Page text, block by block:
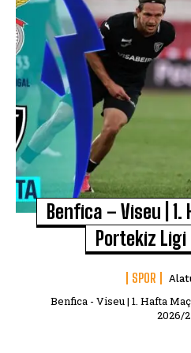
Benfica – Viseu | 1.
Portekiz
SPOR
Benfica - Viseu | 1. Hafta
2026/